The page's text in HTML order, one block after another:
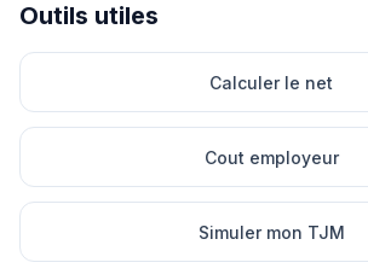
Outils utiles
Calculer le net
Cout employeur
Simuler mon TJM